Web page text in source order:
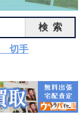
検索
切手